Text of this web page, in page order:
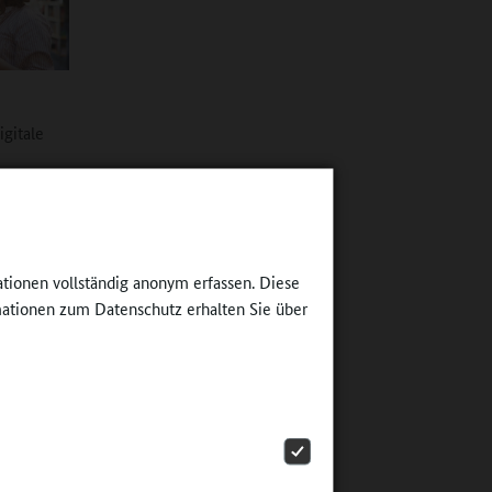
vollständig anonym erfassen. Diese
zum Datenschutz erhalten Sie über
im